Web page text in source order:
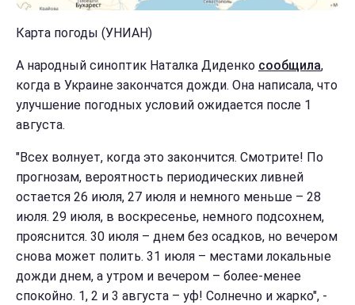
Карта погоды (УНИАН)
А народный синоптик Наталка Диденко сообщила,
когда в Украине закончатся дожди. Она написала, что
улучшение погодных условий ожидается после 1
августа.
"Всех волнует, когда это закончится. Смотрите! По
прогнозам, вероятность периодических ливней
остается 26 июля, 27 июля и немного меньше – 28
июля. 29 июля, в воскресенье, немного подсохнем,
прояснится. 30 июля – днем без осадков, но вечером
снова может полить. 31 июля – местами локальные
дожди днем, а утром и вечером – более-менее
спокойно. 1, 2 и 3 августа – уф! Солнечно и жарко", -